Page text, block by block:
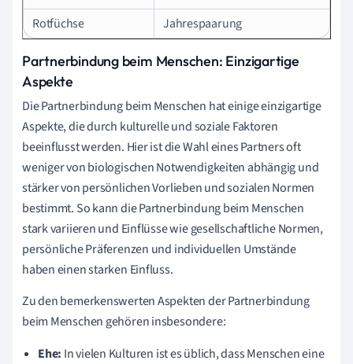
Rotfüchse
Jahrespaarung
Partnerbindung beim Menschen: Einzigartige
Aspekte
Die Partnerbindung beim Menschen hat einige einzigartige
Aspekte, die durch kulturelle und soziale Faktoren
beeinflusst werden. Hier ist die Wahl eines Partners oft
weniger von biologischen Notwendigkeiten abhängig und
stärker von persönlichen Vorlieben und sozialen Normen
bestimmt. So kann die Partnerbindung beim Menschen
stark variieren und Einflüsse wie gesellschaftliche Normen,
persönliche Präferenzen und individuellen Umstände
haben einen starken Einfluss.
Zu den bemerkenswerten Aspekten der Partnerbindung
beim Menschen gehören insbesondere:
Ehe: In vielen Kulturen ist es üblich, dass Menschen eine